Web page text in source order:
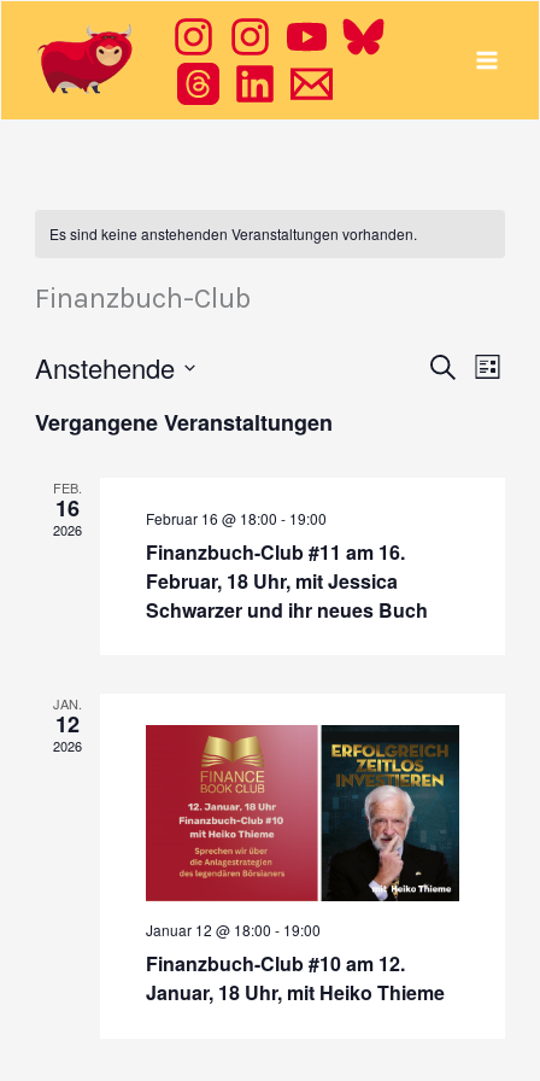
Inhalt
springen
Es sind keine anstehenden Veranstaltungen vorhanden.
Finanzbuch-Club
Suche
Liste
Anstehende
wählen.
Vergangene Veranstaltungen
FEB.
16
2026
Februar 16 @ 18:00 - 19:00
Finanzbuch-Club #11 am 16.
Februar, 18 Uhr, mit Jessica
Schwarzer und ihr neues Buch
JAN.
12
2026
Januar 12 @ 18:00 - 19:00
Finanzbuch-Club #10 am 12.
Januar, 18 Uhr, mit Heiko Thieme